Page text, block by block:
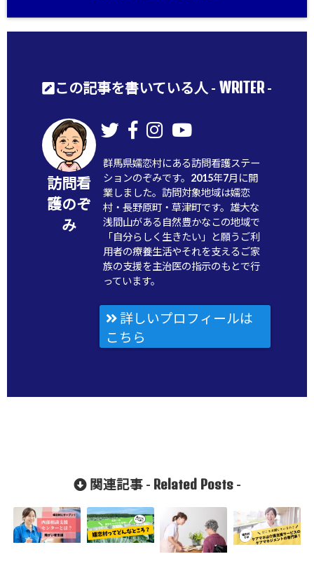
この記事を書いている人 - WRITER-
訪問看
護のぞ
み
群馬県嬬恋村にある訪問看護ステー
ションのぞみです。2015年7月に開
業しました。訪問対象地域は嬬恋
村・長野原町・草津町です。雄大な
浅間山がある自然豊かなこの地域で
「自分らしく生きたい」と願うご利
用者の療養生活やそれを支えるご家
族の支援を主治医の指示のもとで行
っています。
詳しいプロフィールは
こちら
関連記事 - Related Posts-